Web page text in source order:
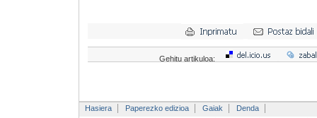
Gehitu artikuloa:
Hasiera Paperezko edizioa Gaiak
Denda